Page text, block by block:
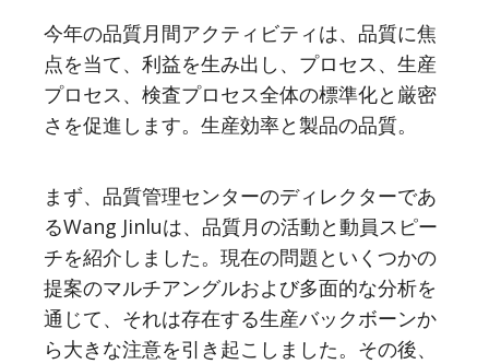
今年の品質月間アクティビティは、品質に焦
点を当て、利益を生み出し、プロセス、生産
プロセス、検査プロセス全体の標準化と厳密
さを促進します。生産効率と製品の品質。
まず、品質管理センターのディレクターであ
るWang Jinluは、品質月の活動と動員スピー
チを紹介しました。現在の問題といくつかの
提案のマルチアングルおよび多面的な分析を
通じて、それは存在する生産バックボーンか
ら大きな注意を引き起こしました。その後、